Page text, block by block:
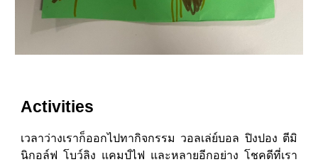
Activities
เวลาว่างเราก็ออกไปทากิจกรรม วอลเล่ย์บอล ปิงปอง ตีมิ
นิกอล์ฟ โบว์ลิง แคมป์ไฟ และหลายอีกอย่าง โชคดีที่เรา